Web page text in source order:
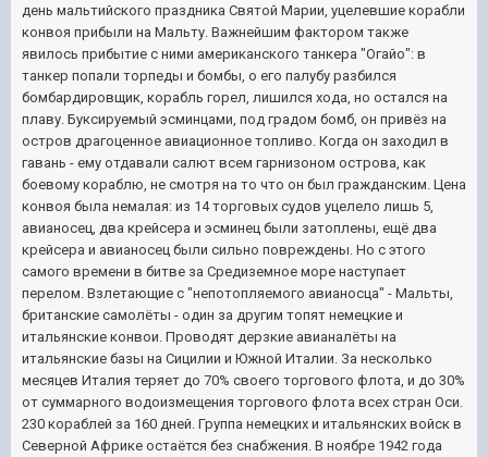
день мальтийского праздника Святой Марии, уцелевшие корабли
конвоя прибыли на Мальту. Важнейшим фактором также
явилось прибытие с ними американского танкера "Огайо": в
танкер попали торпеды и бомбы, о его палубу разбился
бомбардировщик, корабль горел, лишился хода, но остался на
плаву. Буксируемый эсминцами, под градом бомб, он привёз на
остров драгоценное авиационное топливо. Когда он заходил в
гавань - ему отдавали салют всем гарнизоном острова, как
боевому кораблю, не смотря на то что он был гражданским. Цена
конвоя была немалая: из 14 торговых судов уцелело лишь 5,
авианосец, два крейсера и эсминец были затоплены, ещё два
крейсера и авианосец были сильно повреждены. Но с этого
самого времени в битве за Средиземное море наступает
перелом. Взлетающие с "непотопляемого авианосца" - Мальты,
британские самолёты - один за другим топят немецкие и
итальянские конвои. Проводят дерзкие авианалёты на
итальянские базы на Сицилии и Южной Италии. За несколько
месяцев Италия теряет до 70% своего торгового флота, и до 30%
от суммарного водоизмещения торгового флота всех стран Оси.
230 кораблей за 160 дней. Группа немецких и итальянских войск в
Северной Африке остаётся без снабжения. В ноябре 1942 года